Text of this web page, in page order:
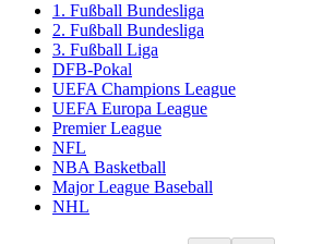
1. Fußball Bundesliga
2. Fußball Bundesliga
3. Fußball Liga
DFB-Pokal
UEFA Champions League
UEFA Europa League
Premier League
NFL
NBA Basketball
Major League Baseball
NHL